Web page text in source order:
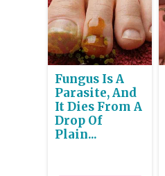
Fungus Is A
Parasite, And
It Dies From A
Drop Of
Plain...